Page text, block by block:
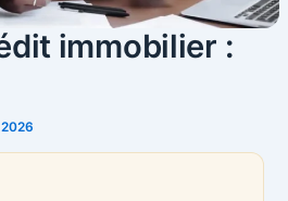
immobilier :